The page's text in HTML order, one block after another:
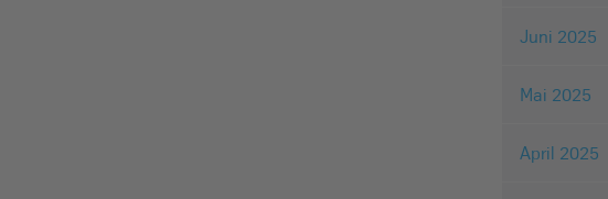
Juni 2025
Mai 2025
April 2025